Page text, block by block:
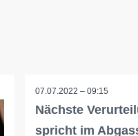
07.07.2022 – 09:15
Nächste
spricht im